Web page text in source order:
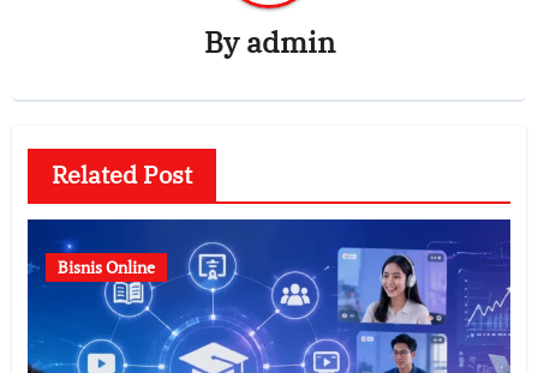
Byadmin
Related Post
Bisnis Online